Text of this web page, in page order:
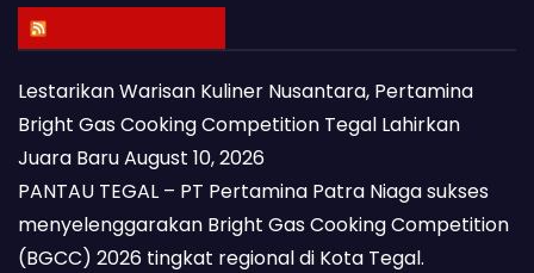
Lestarikan Warisan Kuliner Nusantara, Pertamina
Bright Gas Cooking Competition Tegal Lahirkan
Juara BaruAugust 10, 2026
PANTAU TEGAL – PT Pertamina Patra Niaga sukses
menyelenggarakan Bright Gas Cooking Competition
(BGCC) 2026 tingkat regional di Kota Tegal.